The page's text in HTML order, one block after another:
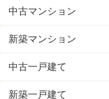
中古マンション
新築マンション
中古一戸建て
新築一戸建て